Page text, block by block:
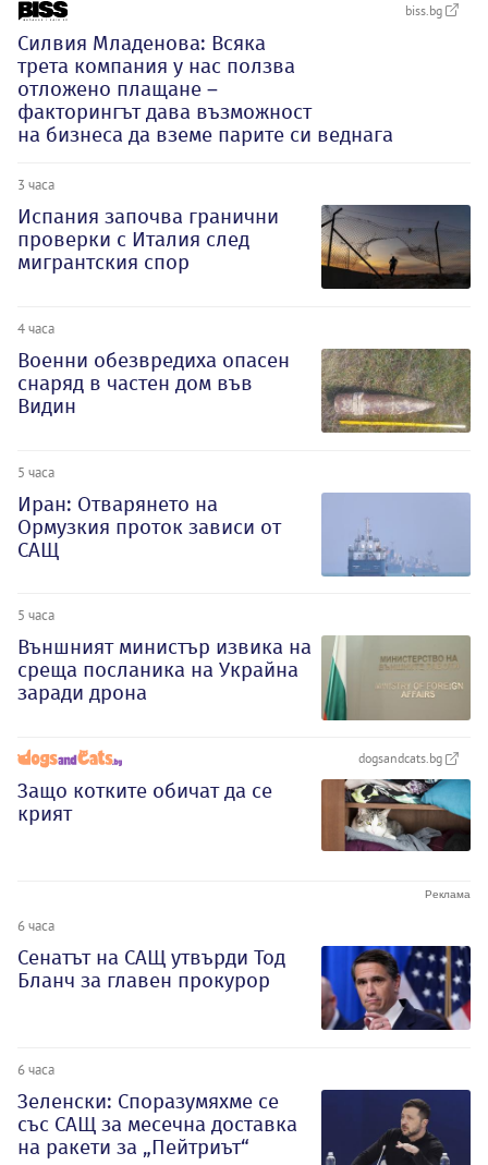
biss.bg
Силвия Младенова: Всяка
трета компания у нас ползва
отложено плащане –
факторингът дава възможност
на бизнеса да вземе парите си веднага
3 часа
Испания започва гранични
проверки с Италия след
мигрантския спор
4 часа
Военни обезвредиха опасен
снаряд в частен дом във
Видин
5 часа
Иран: Отварянето на
Ормузкия проток зависи от
САЩ
5 часа
Външният министър извика на
среща посланика на Украйна
заради дрона
dogsandcats.bg
Защо котките обичат да се
крият
6 часа
Сенатът на САЩ утвърди Тод
Бланч за главен прокурор
6 часа
Зеленски: Споразумяхме се
със САЩ за месечна доставка
на ракети за „Пейтриът“